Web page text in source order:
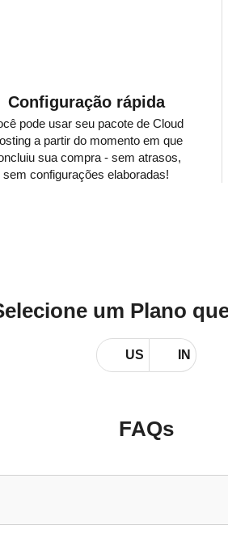
Configuração rápida
pode usar seu pacote de Cloud
a partir do momento em que
sua compra - sem atrasos,
sem configurações elaboradas!
um Plano
US IN
FAQs